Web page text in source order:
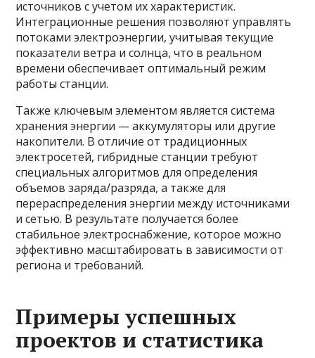
источников с учетом их характеристик.
Интеграционные решения позволяют управлять
потоками электроэнергии, учитывая текущие
показатели ветра и солнца, что в реальном
времени обеспечивает оптимальный режим
работы станции.
Также ключевым элементом является система
хранения энергии — аккумуляторы или другие
накопители. В отличие от традиционных
электросетей, гибридные станции требуют
специальных алгоритмов для определения
объемов заряда/разряда, а также для
перераспределения энергии между источниками
и сетью. В результате получается более
стабильное электроснабжение, которое можно
эффективно масштабировать в зависимости от
региона и требований.
Примеры успешных
проектов и статистика